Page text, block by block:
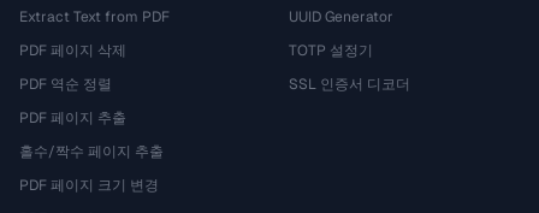
Extract Text from PDF
PDF 페이지 삭제
PDF 역순 정렬
PDF 페이지 추출
홀수/짝수 페이지 추출
PDF 페이지 크기 변경
UUID Generator
TOTP 설정기
SSL 인증서 디코더